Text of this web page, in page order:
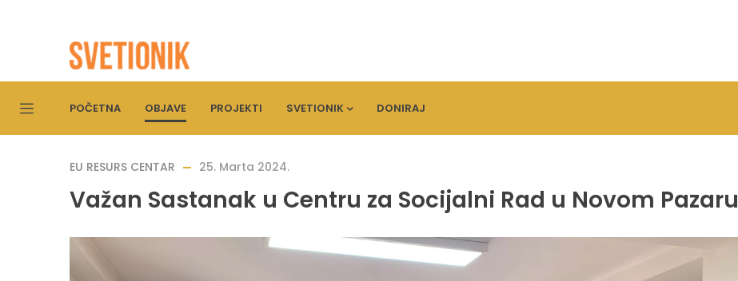
POČETNA OBJAVE PROJEKTI SVETIONIK DONIRAJ
EU RESURS CENTAR 25. Marta 2024.
Važan Sastanak u Centru za Socijalni Rad u Novom Pazaru